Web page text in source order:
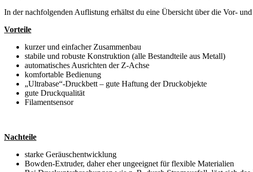
In der nachfolgenden Auflistung erhältst du eine Übersicht über die Vor-
Vorteile
kurzer und einfacher Zusammenbau
stabile und robuste Konstruktion (alle Bestandteile aus Metall)
automatisches Ausrichten der Z-Achse
komfortable Bedienung
„Ultrabase“-Druckbett – gute Haftung der Druckobjekte
gute Druckqualität
Filamentsensor
Nachteile
starke Geräuschentwicklung
Bowden-Extruder, daher eher ungeeignet für flexible Materialien